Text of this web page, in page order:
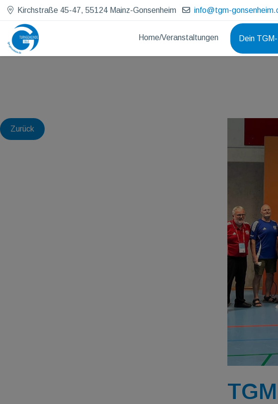
Kirchstraße 45-47, 55124 Mainz-Gonsenheim info@tgm-
Home/Veranstaltungen Dein
Zurück